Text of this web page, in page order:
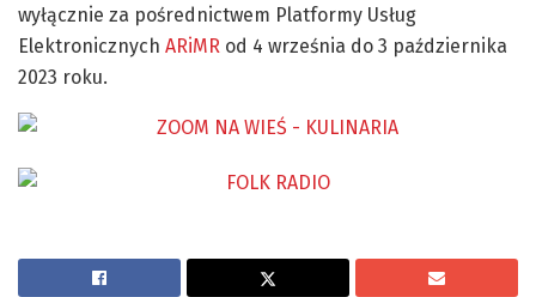
wyłącznie za pośrednictwem Platformy Usług
Elektronicznych ARiMR od 4 września do 3 października
2023 roku.